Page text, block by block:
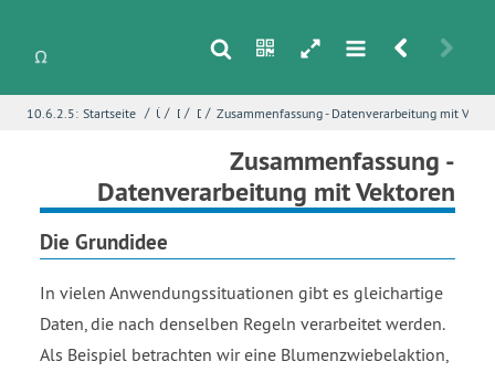
s n h m r u
10.6.2.5: Startseite / Über o-mathe
/ Dokumentation
/ Demokapitel - Datenverarbeitung mit Vektoren
/ Zusammenfassung - Datenverarbeitung mit
Zusammenfassung -
Datenverarbeitung mit Vektoren
Die Grundidee
In vielen Anwendungssituationen gibt es gleichartige
Daten, die nach denselben Regeln verarbeitet werden.
Als Beispiel betrachten wir eine Blumenzwiebelaktion,
E-Mail*
Seite*